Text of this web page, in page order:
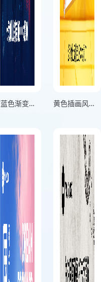
深蓝色渐变插画风格国际警察日每一道国界都有我们共同的防线竖版国际警察日海报 黄色插画风格国际家庭日再多电话也比不上陪伴竖版国际家庭日海报